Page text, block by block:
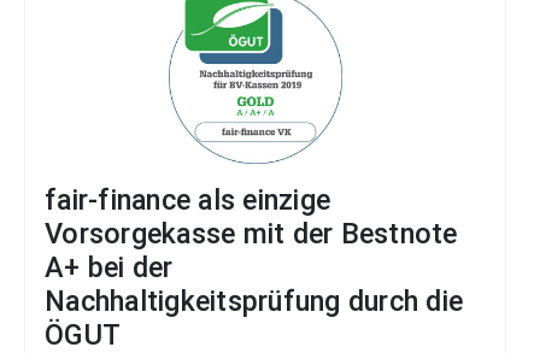
fair-finance als einzige
Vorsorgekasse mit der Bestnote
A+ bei der
Nachhaltigkeitsprüfung durch die
ÖGUT